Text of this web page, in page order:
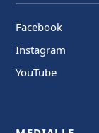
Facebook
Instagram
YouTube